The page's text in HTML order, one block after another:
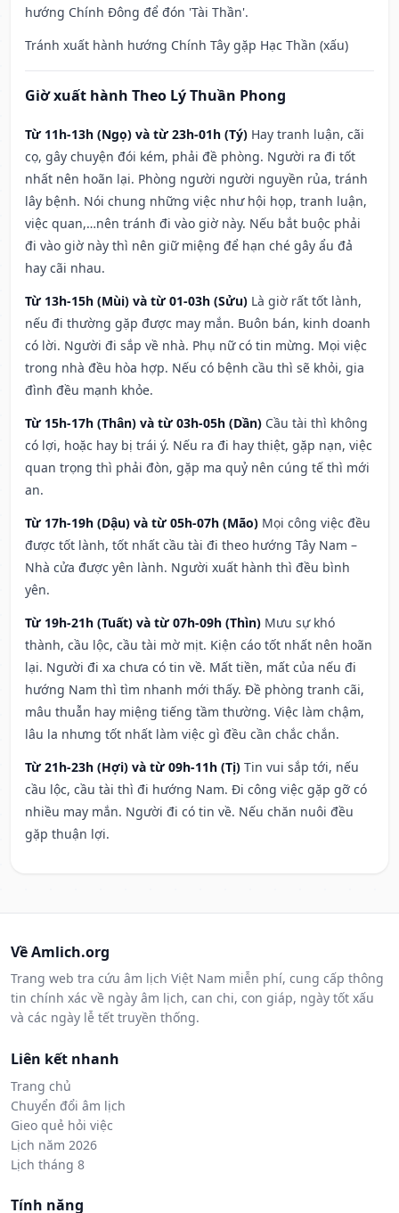
hướng Chính Đông để đón 'Tài Thần'.
Tránh xuất hành hướng Chính Tây gặp Hạc Thần (xấu)
Giờ xuất hành Theo Lý Thuần Phong
Từ 11h-13h (Ngọ) và từ 23h-01h (Tý) Hay tranh luận, cãi
cọ, gây chuyện đói kém, phải đề phòng. Người ra đi tốt
nhất nên hoãn lại. Phòng người người nguyền rủa, tránh
lây bệnh. Nói chung những việc như hội họp, tranh luận,
việc quan,…nên tránh đi vào giờ này. Nếu bắt buộc phải
đi vào giờ này thì nên giữ miệng để hạn ché gây ẩu đả
hay cãi nhau.
Từ 13h-15h (Mùi) và từ 01-03h (Sửu) Là giờ rất tốt lành,
nếu đi thường gặp được may mắn. Buôn bán, kinh doanh
có lời. Người đi sắp về nhà. Phụ nữ có tin mừng. Mọi việc
trong nhà đều hòa hợp. Nếu có bệnh cầu thì sẽ khỏi, gia
đình đều mạnh khỏe.
Từ 15h-17h (Thân) và từ 03h-05h (Dần) Cầu tài thì không
có lợi, hoặc hay bị trái ý. Nếu ra đi hay thiệt, gặp nạn, việc
quan trọng thì phải đòn, gặp ma quỷ nên cúng tế thì mới
an.
Từ 17h-19h (Dậu) và từ 05h-07h (Mão) Mọi công việc đều
được tốt lành, tốt nhất cầu tài đi theo hướng Tây Nam –
Nhà cửa được yên lành. Người xuất hành thì đều bình
yên.
Từ 19h-21h (Tuất) và từ 07h-09h (Thìn) Mưu sự khó
thành, cầu lộc, cầu tài mờ mịt. Kiện cáo tốt nhất nên hoãn
lại. Người đi xa chưa có tin về. Mất tiền, mất của nếu đi
hướng Nam thì tìm nhanh mới thấy. Đề phòng tranh cãi,
mâu thuẫn hay miệng tiếng tầm thường. Việc làm chậm,
lâu la nhưng tốt nhất làm việc gì đều cần chắc chắn.
Từ 21h-23h (Hợi) và từ 09h-11h (Tị) Tin vui sắp tới, nếu
cầu lộc, cầu tài thì đi hướng Nam. Đi công việc gặp gỡ có
nhiều may mắn. Người đi có tin về. Nếu chăn nuôi đều
gặp thuận lợi.
Về Amlich.org
Trang web tra cứu âm lịch Việt Nam miễn phí, cung cấp thông
tin chính xác về ngày âm lịch, can chi, con giáp, ngày tốt xấu
và các ngày lễ tết truyền thống.
Liên kết nhanh
Trang chủ
Chuyển đổi âm lịch
Gieo quẻ hỏi việc
Lịch năm 2026
Lịch tháng 8
Tính năng